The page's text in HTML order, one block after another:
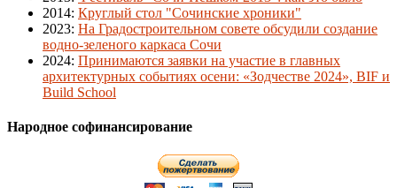
2014: Круглый стол "Сочинские хроники"
2023: На Градостроительном совете обсудили создание
водно-зеленого каркаса Сочи
2024: Принимаются заявки на участие в главных
архитектурных событиях осени: «Зодчестве 2024», BIF и
Build School
Народное софинансирование